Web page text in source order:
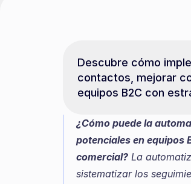
Descubre cómo
contactos, mejorar
equipos B2C con
¿Cómo puede la
potenciales en equipos
comercial? La
sistematizar los